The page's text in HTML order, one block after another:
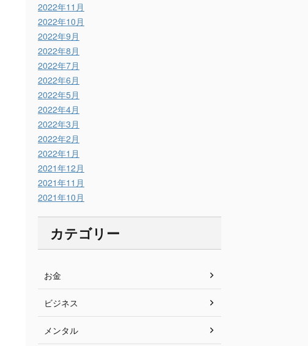
2022年11月
2022年10月
2022年9月
2022年8月
2022年7月
2022年6月
2022年5月
2022年4月
2022年3月
2022年2月
2022年1月
2021年12月
2021年11月
2021年10月
カテゴリー
お金
ビジネス
メンタル